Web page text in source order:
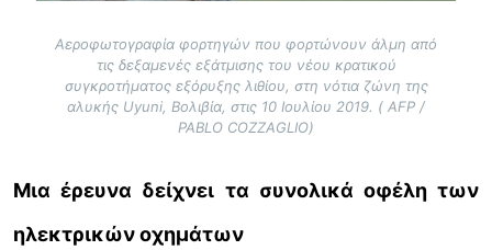
Αεροφωτογραφία φορτηγών που φορτώνουν άλμη από
τις δεξαμενές εξάτμισης του νέου κρατικού
συγκροτήματος εξόρυξης λιθίου, στη νότια ζώνη της
αλυκής Uyuni, Βολιβία, στις 10 Ιουλίου 2019. ( AFP /
PABLO COZZAGLIO)
Μια έρευνα δείχνει τα συνολικά οφέλη των
ηλεκτρικών οχημάτων